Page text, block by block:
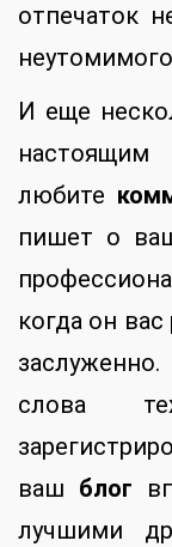
отпечаток
И еще
любите
пишет о
когда он вас
слова
ваш блог
лучшими